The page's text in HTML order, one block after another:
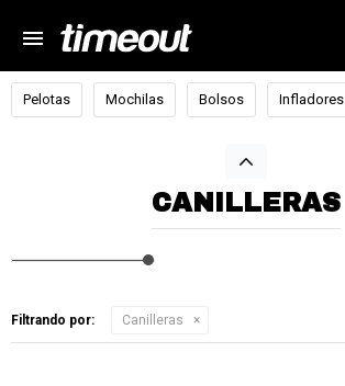
menu
Pelotas Mochilas Bolsos Infladores
CANILLERAS
Filtrando por: Canilleras